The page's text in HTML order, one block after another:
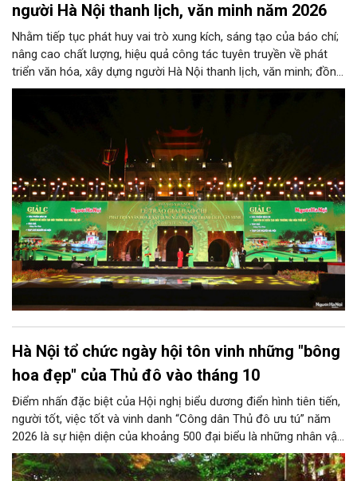
người Hà Nội thanh lịch, văn minh năm 2026
Nhằm tiếp tục phát huy vai trò xung kích, sáng tạo của báo chí;
nâng cao chất lượng, hiệu quả công tác tuyên truyền về phát
triển văn hóa, xây dựng người Hà Nội thanh lịch, văn minh; đồng
thời thiết thực hướng tới kỷ niệm 72 năm Ngày Giải phóng Thủ
hoạch tổ chức Giải Báo chí về Phát triển văn hóa và xây dựng
người Hà Nội thanh lịch, văn minh lần thứ IX- năm 2026.
Hà Nội tổ chức ngày hội tôn vinh những "bông
hoa đẹp" của Thủ đô vào tháng 10
Điểm nhấn đặc biệt của Hội nghị biểu dương điển hình tiên tiến,
người tốt, việc tốt và vinh danh “Công dân Thủ đô ưu tú” năm
2026 là sự hiện diện của khoảng 500 đại biểu là những nhân vật
trực tiếp được tôn vinh, các tác giả xuất sắc đoạt giải trong
Cuộc thi viết về gương điển hình tiên tiến, cùng những gương